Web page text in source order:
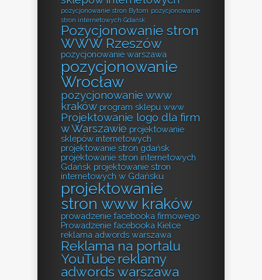
pozycjonowanie stron Bytom pozycjonowanie
stron internetowych Gdańsk
Pozycjonowanie stron
WWW Rzeszów
pozycjonowanie warszawa
pozycjonowanie
Wrocław
pozycjonowanie www
kraków program sklepu www
Projektowanie logo dla firm
w Warszawie projektowanie
sklepów internetowych
projektowanie stron gdańsk
projektowanie stron internetowych
Gdańsk projektowanie stron
internetowych w Gdańsku
projektowanie
stron www kraków
prowadzenie facebooka firmowego
Prowadzenie facebooka Kielce
reklama adwords warszawa
Reklama na portalu
YouTube reklamy
adwords warszawa